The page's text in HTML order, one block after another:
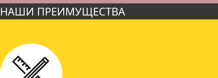
НАШИ ПРЕИМУЩЕСТВА